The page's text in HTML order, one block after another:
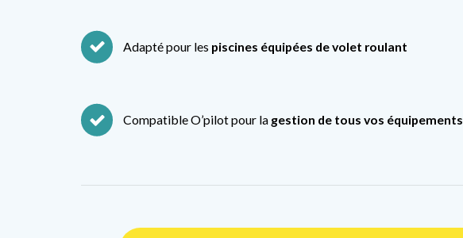
Adapté pour les piscines équipées de volet roulant
Compatible O’pilot pour la gestion de tous vos équipements